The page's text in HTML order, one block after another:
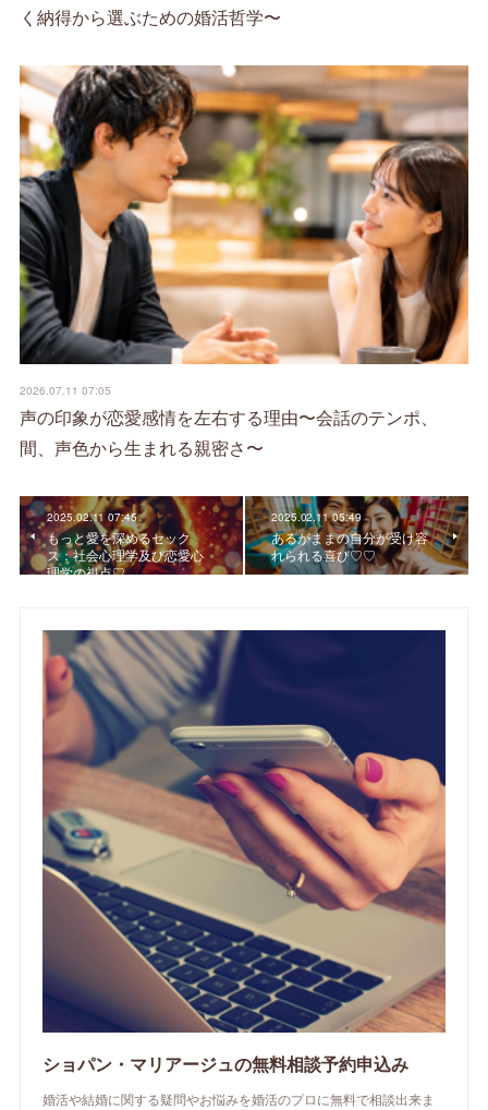
く納得から選ぶための婚活哲学〜
2026.07.11 07:05
声の印象が恋愛感情を左右する理由〜会話のテンポ、
間、声色から生まれる親密さ〜
2025.02.11 07:45
もっと愛を深めるセック
ス：社会心理学及び恋愛心
理学の視点♡
2025.02.11 05:49
あるがままの自分が受け容
れられる喜び♡♡
ショパン・マリアージュの無料相談予約申込み
婚活や結婚に関する疑問やお悩みを婚活のプロに無料で相談出来ま